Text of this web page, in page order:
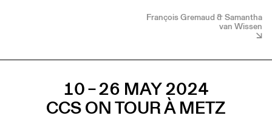
François Gremaud & Samantha
van Wissen
10 – 26 MAY 2024
CCS ON TOUR À METZ